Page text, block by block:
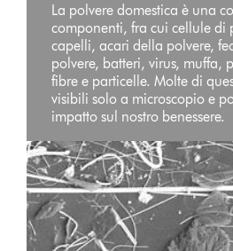
La polvere domestica è una
componenti, fra cui cellule di
capelli, acari della polvere,
polvere, batteri, virus, muffa,
fibre e particelle. Molte di
visibili solo a microscopio e
impatto sul nostro benessere.